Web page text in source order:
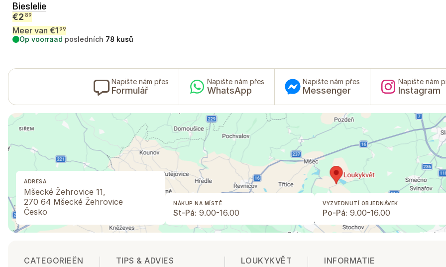
Bieslelie
€2 89
Meer van €199
Op voorraad posledních 78 kusů
Napište nám přes
Formulář
Napište nám přes
WhatsApp
Napište nám přes
Messenger
Napište nám
Instagram
ADRESA
Mšecké Žehrovice 11,
270 64 Mšecké Žehrovice
Česko
NÁKUP NA MÍSTĚ
St-Pá: 9.00-16.00
VYZVEDNUTÍ OBJEDNÁVEK
Po-Pá: 9.00-16.00
CATEGORIEËN
TIPS & ADVIES
LOUKYKVĚT
INFORMATIE